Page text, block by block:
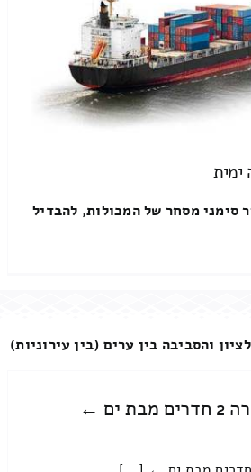
ימית
סימני מסחר של המכולות, להבדיל
והסביבה בין ערים (בין עירוניות)
הובלות מעבר דירה 2 חדרים מבת ים ←